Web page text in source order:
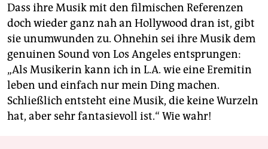
Dass ihre Musik mit den filmischen Referenzen
doch wieder ganz nah an Hollywood dran ist, gibt
sie unumwunden zu. Ohnehin sei ihre Musik dem
genuinen Sound von Los Angeles entsprungen:
„Als Musikerin kann ich in L.A. wie eine Eremitin
leben und einfach nur mein Ding machen.
Schließlich entsteht eine Musik, die keine Wurzeln
hat, aber sehr fantasievoll ist.“ Wie wahr!